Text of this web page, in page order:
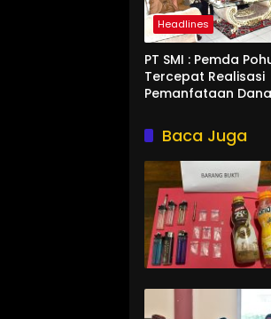
Headlines
PT SMI : Pemda
Tercepat Realisasi
Pemanfataan Dana
Baca Juga